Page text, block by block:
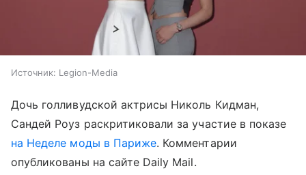
Источник: Legion-Media
Дочь голливудской актрисы Николь Кидман,
Сандей Роуз раскритиковали за участие в показе
на Неделе моды в Париже. Комментарии
опубликованы на сайте Daily Mail.